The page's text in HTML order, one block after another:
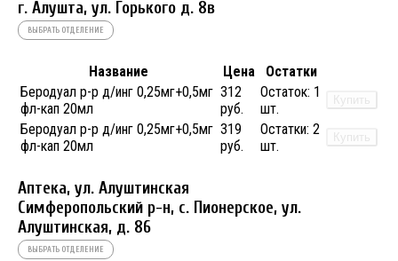
г. Алушта, ул. Горького д. 8в
ВЫБРАТЬ ОТДЕЛЕНИЕ
Название Цена
Остатки
Беродуал р-р д/инг 0,25мг+0,5мг
фл-кап 20мл
312
руб.
Остаток: 1
шт.
Купить
Беродуал р-р д/инг 0,25мг+0,5мг
фл-кап 20мл
319
руб.
Остатки: 2
шт.
Купить
Аптека, ул. Алуштинская
Симферопольский р-н, с. Пионерское, ул.
Алуштинская, д. 86
ВЫБРАТЬ ОТДЕЛЕНИЕ